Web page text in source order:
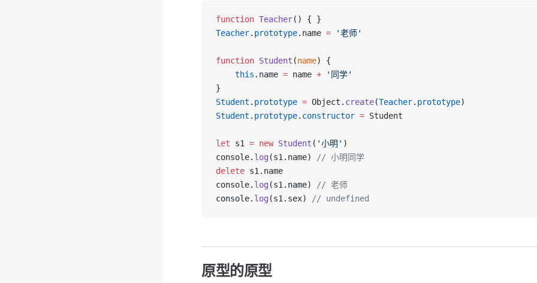
function Teacher() { }
Teacher. prototype.name = '老师'
function Student (name) {
this .name = name +
'同学'
}
Student . prototype = Object. create(Teacher. prototype)
Student . prototype. constructor = Student
let s1 = new Student ( '小明' )
console. log (s1.name)
// 小明同学
delete s1.name
console. log (s1.name)
// 老师
console. log (s1.sex) // undefined
原型的原型